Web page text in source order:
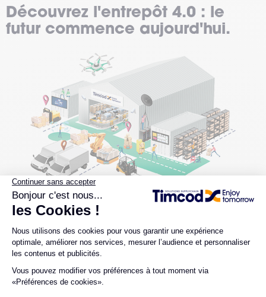
Découvrez l'entrepôt 4.0 : le
futur commence aujourd'hui.
Interconnexion des actifs de l'entrepôt
Asset tracking, machine vision et picking
Big data, IA et analyse prédictive